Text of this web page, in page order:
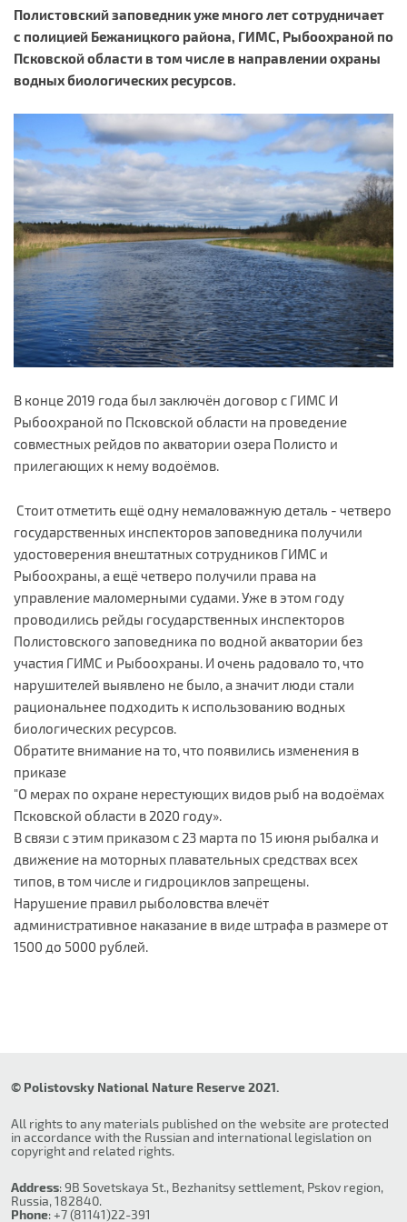
Полистовский заповедник уже много лет сотрудничает
с полицией Бежаницкого района, ГИМС, Рыбоохраной по
Псковской области в том числе в направлении охраны
водных биологических ресурсов.
В конце 2019 года был заключён договор с ГИМС И
Рыбоохраной по Псковской области на проведение
совместных рейдов по акватории озера Полисто и
прилегающих к нему водоёмов.
Стоит отметить ещё одну немаловажную деталь - четверо
государственных инспекторов заповедника получили
удостоверения внештатных сотрудников ГИМС и
Рыбоохраны, а ещё четверо получили права на
управление маломерными судами. Уже в этом году
проводились рейды государственных инспекторов
Полистовского заповедника по водной акватории без
участия ГИМС и Рыбоохраны. И очень радовало то, что
нарушителей выявлено не было, а значит люди стали
рациональнее подходить к использованию водных
биологических ресурсов.
Обратите внимание на то, что появились изменения в
приказе
"О мерах по охране нерестующих видов рыб на водоёмах
Псковской области в 2020 году».
В связи с этим приказом с 23 марта по 15 июня рыбалка и
движение на моторных плавательных средствах всех
типов, в том числе и гидроциклов запрещены.
Нарушение правил рыболовства влечёт
административное наказание в виде штрафа в размере от
1500 до 5000 рублей.
© Polistovsky National Nature Reserve 2021.
All rights to any materials published on the website are protected
in accordance with the Russian and international legislation on
copyright and related rights.
Address: 9B Sovetskaya St., Bezhanitsy settlement, Pskov region,
Russia, 182840.
Phone: +7 (81141)22-391